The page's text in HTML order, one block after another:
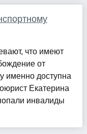
что имеют
от
именно доступна
Екатерина
инвалиды